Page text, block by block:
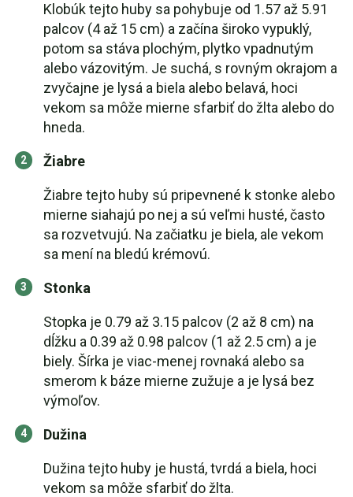
Klobúk tejto huby sa pohybuje od 1.57 až 5.91
palcov (4 až 15 cm) a začína široko vypuklý,
potom sa stáva plochým, plytko vpadnutým
alebo vázovitým. Je suchá, s rovným okrajom a
zvyčajne je lysá a biela alebo belavá, hoci
vekom sa môže mierne sfarbiť do žlta alebo do
hneda.
Žiabre
Žiabre tejto huby sú pripevnené k stonke alebo
mierne siahajú po nej a sú veľmi husté, často
sa rozvetvujú. Na začiatku je biela, ale vekom
sa mení na bledú krémovú.
Stonka
Stopka je 0.79 až 3.15 palcov (2 až 8 cm) na
dĺžku a 0.39 až 0.98 palcov (1 až 2.5 cm) a je
biely. Šírka je viac-menej rovnaká alebo sa
smerom k báze mierne zužuje a je lysá bez
výmoľov.
Dužina
Dužina tejto huby je hustá, tvrdá a biela, hoci
vekom sa môže sfarbiť do žlta.